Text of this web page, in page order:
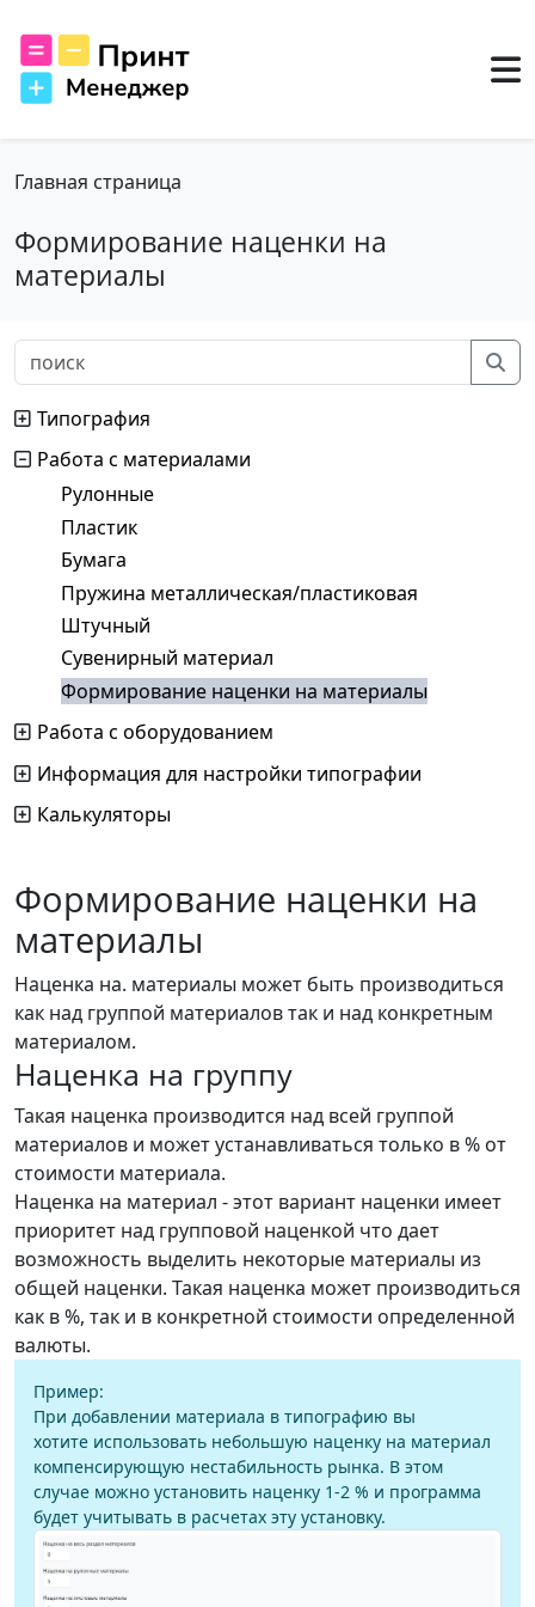
Главная страница
Формирование наценки на
материалы
Типография
Работа с материалами
Рулонные
Пластик
Бумага
Пружина металлическая/пластиковая
Штучный
Сувенирный материал
Формирование наценки на материалы
Работа с оборудованием
Информация для настройки типографии
Калькуляторы
Формирование наценки на
материалы
Наценка на. материалы может быть производиться
как над группой материалов так и над конкретным
материалом.
Наценка на группу
Такая наценка производится над всей группой
материалов и может устанавливаться только в % от
стоимости материала.
Наценка на материал - этот вариант наценки имеет
приоритет над групповой наценкой что дает
возможность выделить некоторые материалы из
общей наценки. Такая наценка может производиться
как в %, так и в конкретной стоимости определенной
валюты.
Пример:
При добавлении материала в типографию вы
хотите использовать небольшую наценку на материал
компенсирующую нестабильность рынка. В этом
случае можно установить наценку 1-2 % и программа
будет учитывать в расчетах эту установку.